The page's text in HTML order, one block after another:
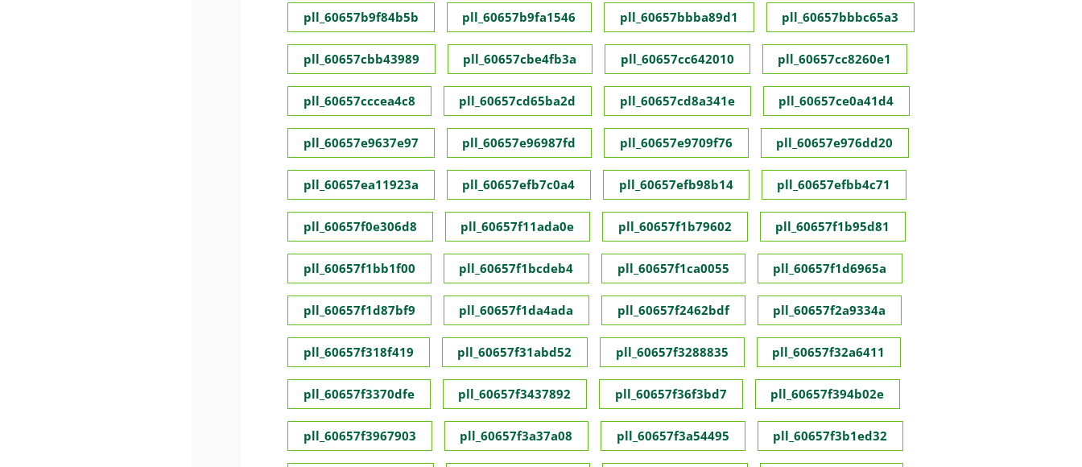
pll_60657b9f84b5b pll_60657b9fa1546 pll_60657bbba89d1 pll_60657bbbc65a3
pll_60657cbb43989 pll_60657cbe4fb3a pll_60657cc642010 pll_60657cc8260e1
pll_60657cccea4c8 pll_60657cd65ba2d pll_60657cd8a341e pll_60657ce0a41d4
pll_60657e9637e97 pll_60657e96987fd pll_60657e9709f76 pll_60657e976dd20
pll_60657ea11923a pll_60657efb7c0a4 pll_60657efb98b14 pll_60657efbb4c71
pll_60657f0e306d8 pll_60657f11ada0e pll_60657f1b79602 pll_60657f1b95d81
pll_60657f1bb1f00 pll_60657f1bcdeb4 pll_60657f1ca0055 pll_60657f1d6965a
pll_60657f1d87bf9 pll_60657f1da4ada pll_60657f2462bdf pll_60657f2a9334a
pll_60657f318f419 pll_60657f31abd52 pll_60657f3288835 pll_60657f32a6411
pll_60657f3370dfe pll_60657f3437892 pll_60657f36f3bd7 pll_60657f394b02e
pll_60657f3967903 pll_60657f3a37a08 pll_60657f3a54495 pll_60657f3b1ed32